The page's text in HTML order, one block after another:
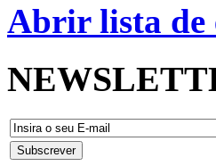
Abrir lista de